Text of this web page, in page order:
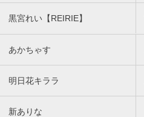
黒宮れい【REIRIE】
あかちゃす
明日花キララ
新ありな